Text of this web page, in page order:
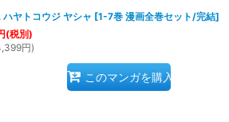
ヤトコウジ ヤシャ [1-7巻 漫画全巻セット/完結]
(税別)
円)
このマンガを購入